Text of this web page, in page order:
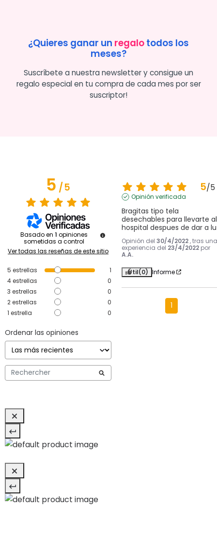
¿Quieres ganar un regalotodos los
meses?
Suscríbete a nuestra newsletter y consigue un
regalo especial en tu compra de cada mes por ser
suscriptor!
5/5
Basado en 1 opiniones
sometidas a control
Ver todas las reseñas de este sitio
5 estrellas
1
4estrellas
0
3 estrellas
0
2estrellas
0
1 estrella 0
Ordenar las opiniones
5/5
Opinión verificada
Bragitas tipo tela
desechables para llevarte al
hospital despues de dar a
Opinión del 30/4/2022 , tras una
experiencia del 23/4/2022 por
A.A.
Útil(0) Informe
1